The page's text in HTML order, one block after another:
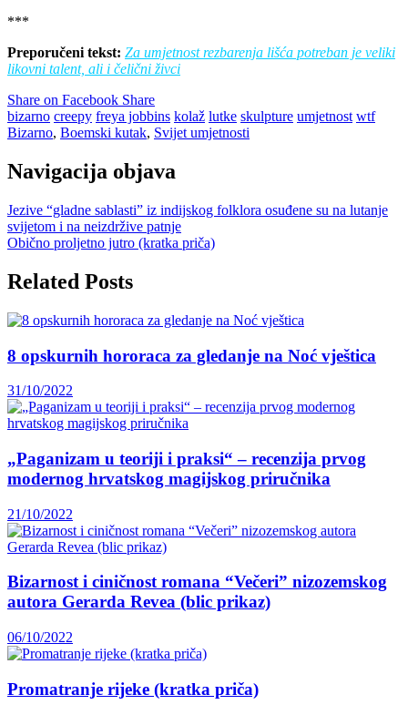
***
Preporučeni tekst: Za umjetnost rezbarenja lišća potreban je veliki
likovni talent, ali i čelični živci
Share on Facebook Share
bizarno creepy freya jobbins kolaž lutke skulpture umjetnost wtf
Bizarno, Boemski kutak, Svijet umjetnosti
Navigacija objava
Jezive “gladne sablasti” iz indijskog folklora osuđene su na lutanje
svijetom i na neizdržive patnje
Obično proljetno jutro (kratka priča)
Related Posts
8 opskurnih hororaca za gledanje na Noć vještica
31/10/2022
„Paganizam u teoriji i praksi“ – recenzija prvog
modernog hrvatskog magijskog priručnika
21/10/2022
Bizarnost i ciničnost romana “Večeri” nizozemskog
autora Gerarda Revea (blic prikaz)
06/10/2022
Promatranje rijeke (kratka priča)